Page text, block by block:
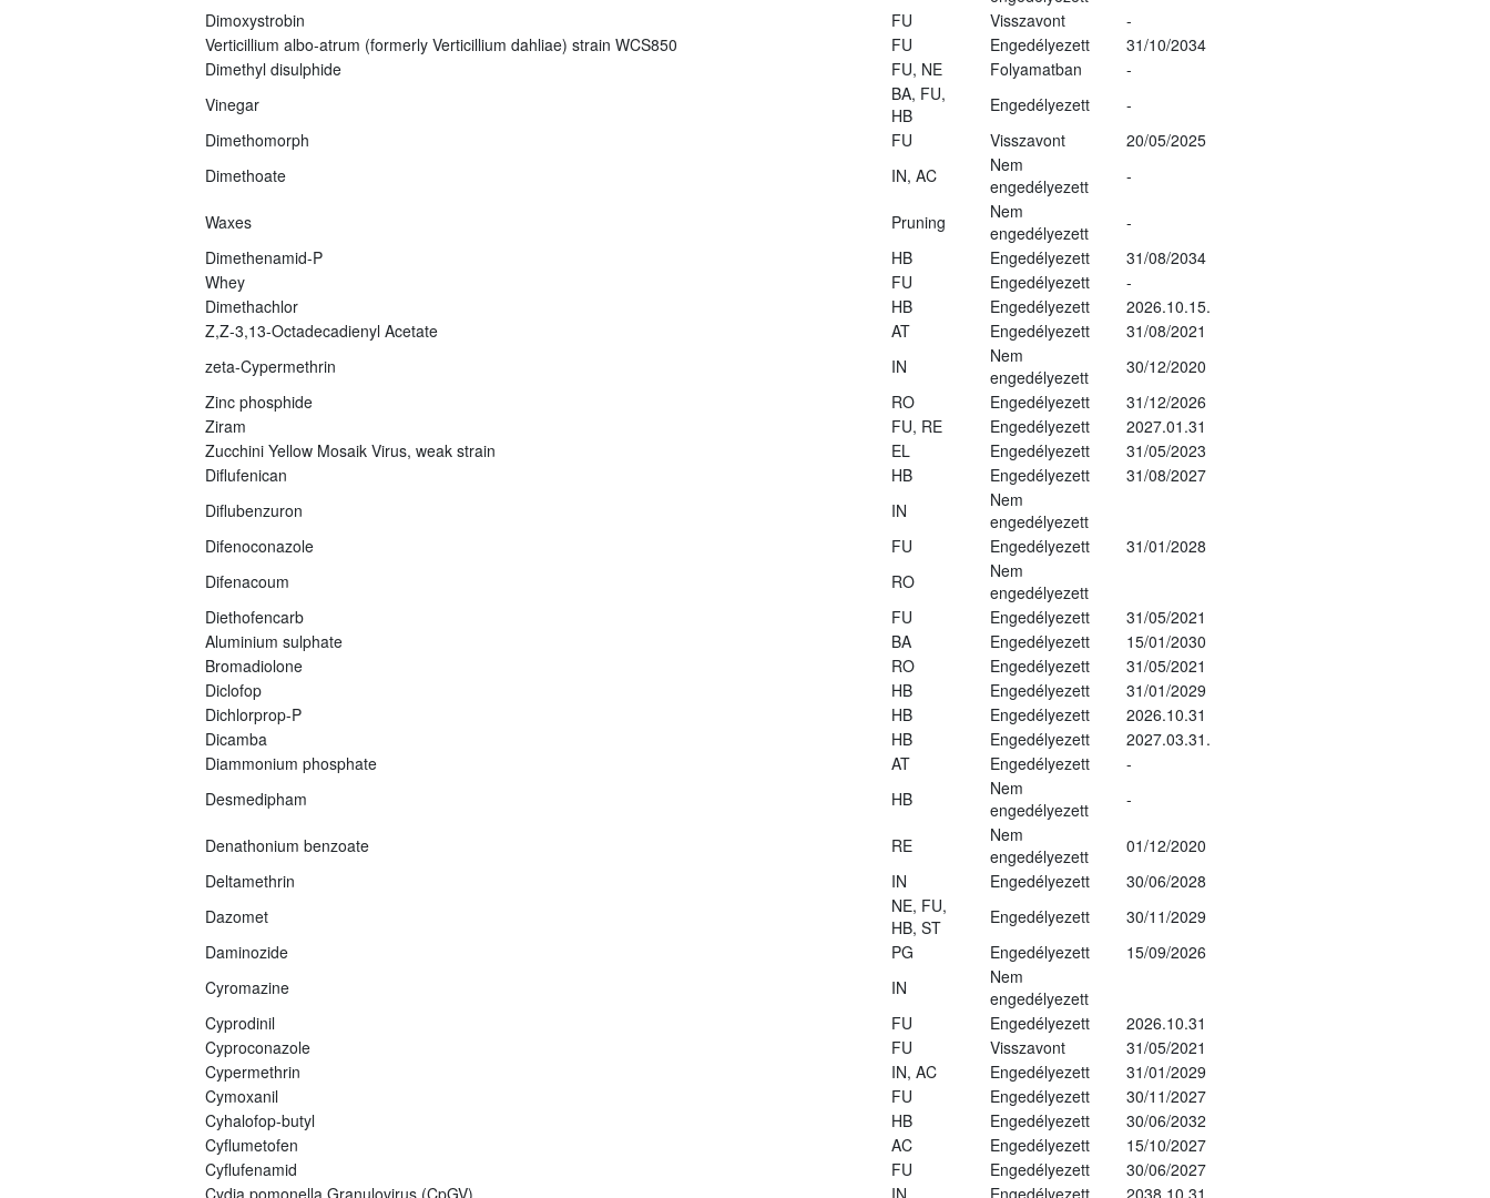
Dimoxystrobin
FU Visszavont
-
Verticillium albo-atrum (formerly Verticillium dahliae) strain WCS850
FU Engedélyezett
31/10/2034
Dimethyl disulphide
FU, NE Folyamatban
-
Vinegar
BA, FU,
HB
Engedélyezett
-
Dimethomorph
FU Visszavont
20/05/2025
Dimethoate
IN, AC
Nem
engedélyezett
-
Waxes Pruning
Nem
engedélyezett
-
Dimethenamid-P
HB Engedélyezett
31/08/2034
Whey
FU Engedélyezett
-
Dimethachlor
HB Engedélyezett
2026.10.15.
Z,Z-3,13-Octadecadienyl Acetate
AT Engedélyezett
31/08/2021
zeta-Cypermethrin
IN
Nem
engedélyezett
30/12/2020
Zinc phosphide
RO Engedélyezett
31/12/2026
Ziram
FU, RE Engedélyezett
2027.01.31
Zucchini Yellow Mosaik Virus, weak strain
EL Engedélyezett
31/05/2023
Diflufenican
HB Engedélyezett
31/08/2027
Diflubenzuron
IN
Nem
engedélyezett
Difenoconazole
FU Engedélyezett
31/01/2028
Difenacoum
RO
Nem
engedélyezett
Diethofencarb
FU Engedélyezett
31/05/2021
Aluminium sulphate
BA Engedélyezett
15/01/2030
Bromadiolone
RO Engedélyezett
31/05/2021
Diclofop
HB Engedélyezett
31/01/2029
Dichlorprop-P
HB Engedélyezett
2026.10.31
Dicamba
HB Engedélyezett
2027.03.31.
Diammonium phosphate
AT Engedélyezett
-
Desmedipham
HB
Nem
engedélyezett
-
Denathonium benzoate RE
Nem
engedélyezett
01/12/2020
Deltamethrin
IN Engedélyezett
30/06/2028
Dazomet
NE, FU,
HB, ST
Engedélyezett
30/11/2029
Daminozide
PG Engedélyezett
15/09/2026
Cyromazine
IN
Nem
engedélyezett
Cyprodinil
FU Engedélyezett
2026.10.31
Cyproconazole
FU Visszavont
31/05/2021
Cypermethrin
IN, AC Engedélyezett
31/01/2029
Cymoxanil
FU Engedélyezett
30/11/2027
Cyhalofop-butyl
HB Engedélyezett
30/06/2032
Cyflumetofen
AC Engedélyezett
15/10/2027
Cyflufenamid
FU Engedélyezett
30/06/2027
Cydia pomonella Granulovirus (CpGV)
IN Engedélyezett
2038.10.31